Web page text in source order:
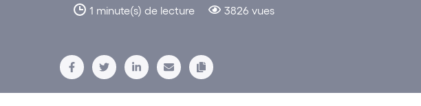
1 minute(s) de lecture 3826 vues